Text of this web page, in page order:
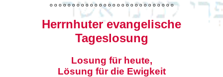
o o o o o o o o o o o o o o o o o o o o o o o o o o o o
Herrnhuter evangelische
Tageslosung
Losung für heute,
Lösung für die Ewigkeit